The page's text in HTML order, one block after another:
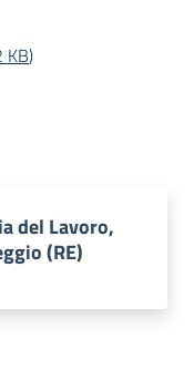
KB)
del Lavoro,
(RE)